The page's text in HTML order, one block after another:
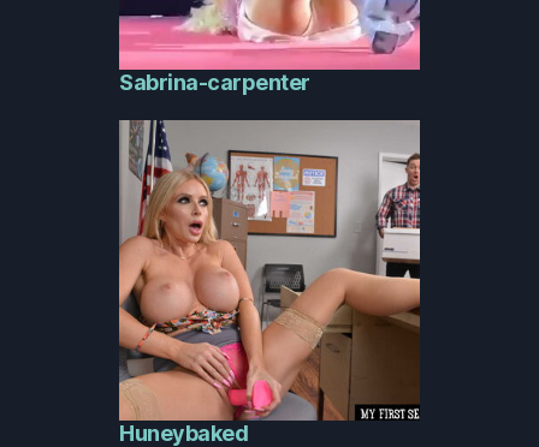
Sabrina-carpenter
Huneybaked